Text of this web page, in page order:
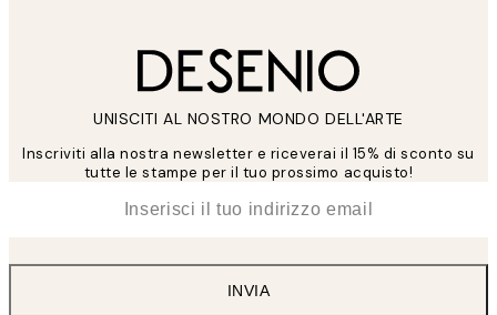
UNISCITI AL NOSTRO MONDO DELL'ARTE
Inscriviti alla nostra newsletter e riceverai il 15% di sconto su
tutte le stampe per il tuo prossimo acquisto!
INVIA